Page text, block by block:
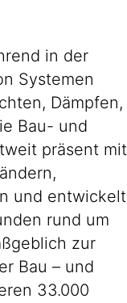
in der
Systemen
Dämpfen,
Bau- und
präsent mit
und entwickelt
rund um
zur
Bau – und
33.000